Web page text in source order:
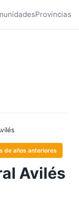
Provincias
de años anteriores
Avilés